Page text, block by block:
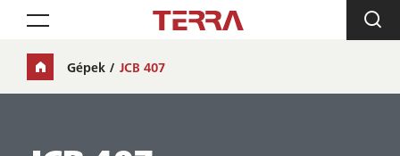
Toggle navigation
Gépek JCB 407